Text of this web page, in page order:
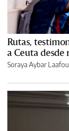
Rutas,
a Ceuta desde
Soraya Aybar Laafou